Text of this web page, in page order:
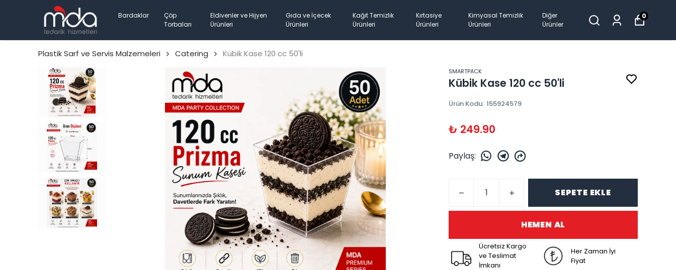
Bardaklar
Çöp
Torbaları
Eldivenler ve Hijyen
Ürünleri
Gıda ve İçecek
Ürünleri
Kağıt Temizlik
Ürünleri
Kırtasiye
Ürünleri
Kimyasal Temizlik
Ürünleri
Diğer
Ürünler
0
Plastik Sarf ve Servis Malzemeleri Catering Kübik Kase 120 cc 50'li
SMARTPACK
Kübik Kase 120 cc 50'li
Ürün Kodu: 155924579
₺ 249.90
Paylaş:
SEPETE EKLE
HEMEN AL
Ücretsiz Kargo
ve Teslimat
İmkanı
Her Zaman İyi
Fiyat